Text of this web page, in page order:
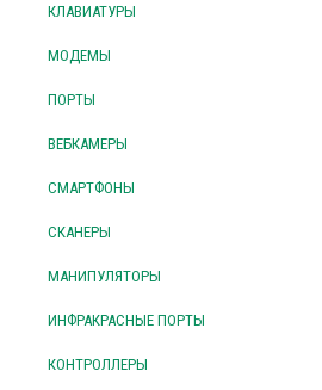
КЛАВИАТУРЫ
МОДЕМЫ
ПОРТЫ
ВЕБКАМЕРЫ
СМАРТФОНЫ
СКАНЕРЫ
МАНИПУЛЯТОРЫ
ИНФРАКРАСНЫЕ ПОРТЫ
КОНТРОЛЛЕРЫ